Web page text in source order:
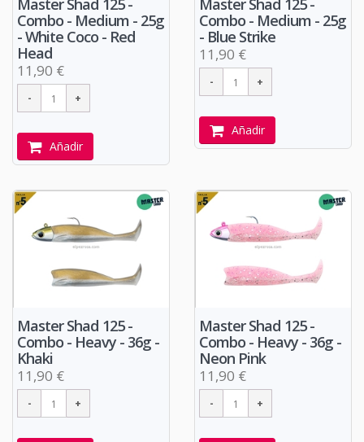
Master Shad 125 -
Combo - Medium - 25g
- White Coco - Red
Head
11,90 €
Añadir
Master Shad 125 -
Combo - Medium - 25g
- Blue Strike
11,90 €
Añadir
Master Shad 125 -
Combo - Heavy - 36g -
Khaki
11,90 €
Master Shad 125 -
Combo - Heavy - 36g -
Neon Pink
11,90 €